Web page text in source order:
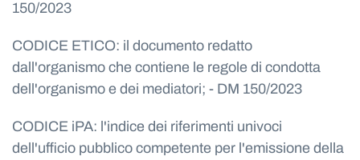
150/2023
CODICE ETICO: il documento redatto
dall'organismo che contiene le regole di condotta
dell'organismo e dei mediatori; - DM 150/2023
CODICE iPA: l'indice dei riferimenti univoci
dell'ufficio pubblico competente per l'emissione della